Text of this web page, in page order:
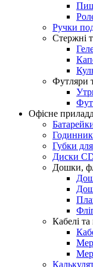
Ручки
Стержні
Футляри
Офісне
Губки
Диски
Дошки,
Кабелі